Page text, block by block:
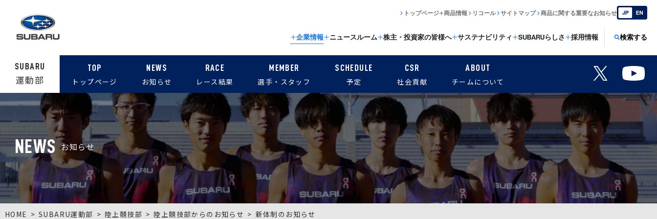
企業情報 ニュースルーム 株主・投資家の皆様へ サステナビリティ SUBARUらしさ 採用情報 検索する
トップページ 商品情報 リコール サイトマップ 商品に関する重要なお知らせ JP EN
SUBARU
運動部
TOP
トップページ
NEWS
お知らせ
RACE
レース結果
MEMBER
選手・スタッフ
SCHEDULE
予定
CSR
社会貢献
ABOUT
チームについて
NEWS お知らせ
HOME SUBARU運動部 陸上競技部 陸上競技部からのお知らせ 新体制のお知らせ